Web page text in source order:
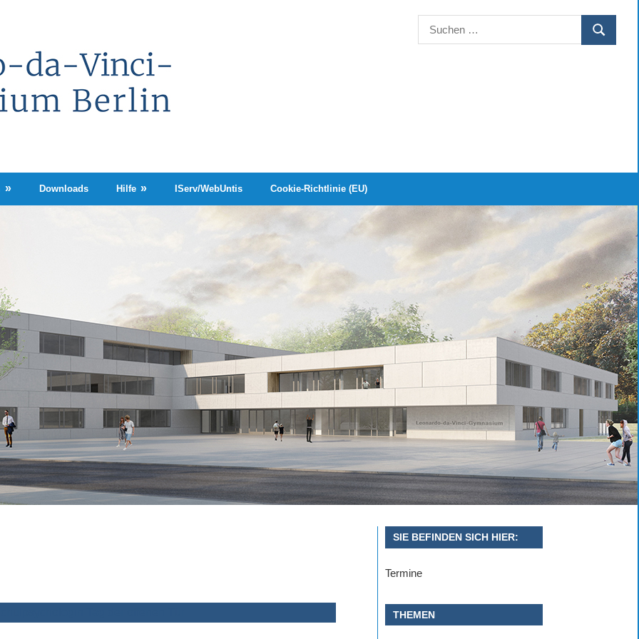
Suchen
nach:
SUCHEN
Downloads Hilfe IServ/WebUntis Cookie-Richtlinie (EU)
SIE BEFINDEN SICH HIER:
Termine
THEMEN